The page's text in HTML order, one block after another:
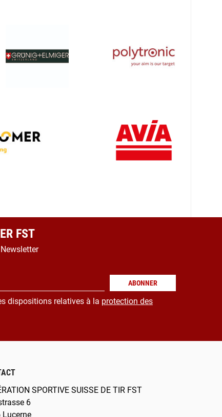
FST
ABONNER
dispositions relatives à la protection des
SPORTIVE SUISSE DE TIR FST
6
Lucerne